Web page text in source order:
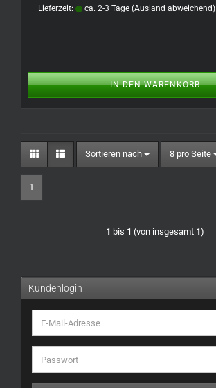
Lieferzeit: ca. 2-3 Tage (Ausland abweichend)
IN DEN WARENKORB
Sortieren nach
Sortieren nach 8 pro Seite
pro Seite
1
1 bis 1 (von insgesamt 1)
Kundenlogin
E-
Mail-
Adresse
Passwort